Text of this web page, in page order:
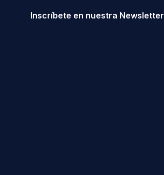
Inscríbete en nuestra Newsletter